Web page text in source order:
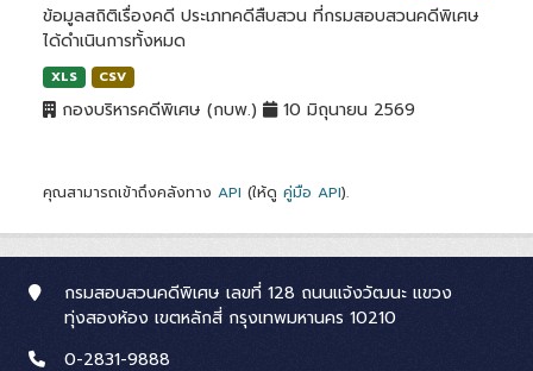
ข้อมูลสถิติเรื่องคดี ประเภทคดีสืบสวน ที่กรมสอบสวนคดีพิเศษ
ได้ดำเนินการทั้งหมด
XLS CSV
กองบริหารคดีพิเศษ (กบพ.) 10 มิถุนายน 2569
คุณสามารถเข้าถึงคลังทาง API (ให้ดู คู่มือ API).
กรมสอบสวนคดีพิเศษ เลขที่ 128 ถนนแจ้งวัฒนะ แขวง
ทุ่งสองห้อง เขตหลักสี่ กรุงเทพมหานคร 10210
0-2831-9888